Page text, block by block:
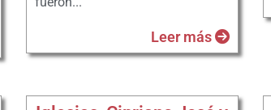
Leer más